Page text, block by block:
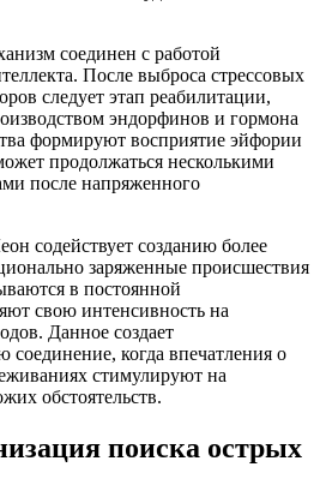
соединен с работой
После выброса стрессовых
следует этап реабилитации,
эндорфинов и гормона
формируют восприятие эйфории
продолжаться несколькими
после напряженного
содействует созданию более
заряженные происшествия
в постоянной
свою интенсивность на
Данное создает
когда впечатления о
стимулируют на
обстоятельств.
поиска острых